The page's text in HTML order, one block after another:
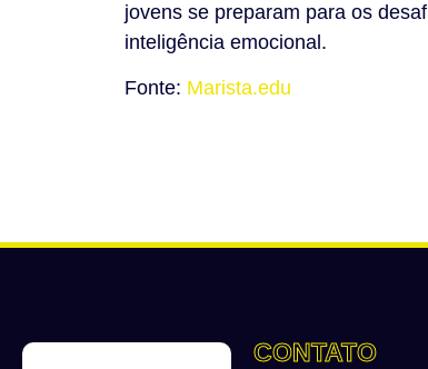
jovens se preparam para os
inteligência emocional.
Fonte: Marista.edu
CONTATO